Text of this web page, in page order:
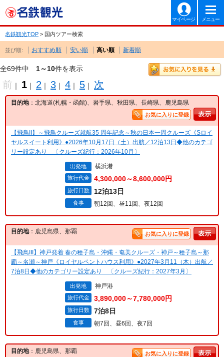
マイページ メニュー
名鉄観光TOP > 国内ツアー検索
並び順: おすすめ順 安い順 高い順 新着順
全69件中 1～10件を表示
前 ｜ 1 ｜ 2 ｜ 3 ｜ 4 ｜ 5 ｜ 次
目的地：北海道(札幌・函館)、岩手県、秋田県、長崎県、鹿児島県
お気に入りに登録
【飛鳥II】～飛鳥クルーズ就航35 周年記念～秋の日本一周クルーズ《Sロイ
ヤルスイート利用》●2026年10月17日（土）出航／12泊13日◆他のカテゴ
リー設定あり 〔クルーズ紀行：2026年10月〕
出発地 横浜港
旅行代金 4,300,000～8,600,000円
旅行日数 12泊13日
食事 朝12回、昼11回、夜12回
目的地：鹿児島県、那覇 お気に入りに登録
【飛鳥III】神戸発着 春の種子島・沖縄・奄美クルーズ・神戸～種子島～那
覇～名瀬～神戸《ロイヤルペントハウス利用》●2027年3月11（木）出航／
7泊8日◆他のカテゴリー設定あり 〔クルーズ紀行：2027年3月〕
出発地 神戸港
旅行代金 3,890,000～7,780,000円
旅行日数 7泊8日
食事 朝7回、昼6回、夜7回
目的地：鹿児島県、那覇 お気に入りに登録